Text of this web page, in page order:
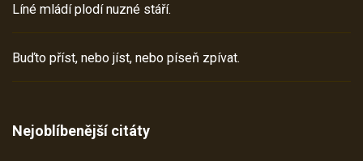
Líné mládí plodí nuzné stáří.
Buďto příst, nebo jíst, nebo píseň zpívat.
Nejoblíbenější citáty